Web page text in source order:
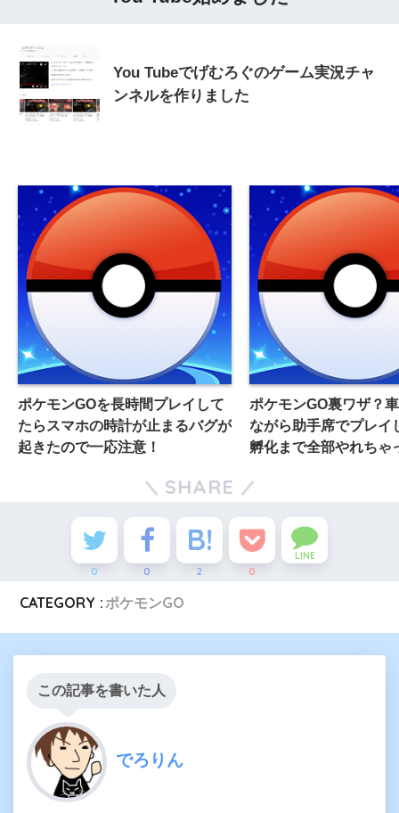
You Tubeでげむろぐのゲーム実況チャ
ンネルを作りました
ポケモンGOを長時間プレイして
たらスマホの時計が止まるバグが
起きたので一応注意！
ポケモンGO裏ワザ？
ながら助手席でプレイ
孵化まで全部やれちゃ
SHARE
0 0 2 0
LINE
CATEGORY : ポケモンGO
この記事を書いた人
でろりん